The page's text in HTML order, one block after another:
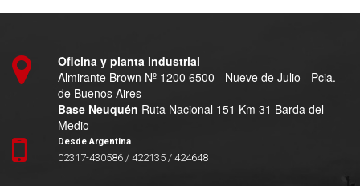
Oficina y planta industrial
Almirante Brown Nº 1200 6500 - Nueve de Julio - Pcia.
de Buenos Aires
Base Neuquén Ruta Nacional 151 Km 31 Barda del
Medio
Desde Argentina
02317-430586 / 422135 / 424648